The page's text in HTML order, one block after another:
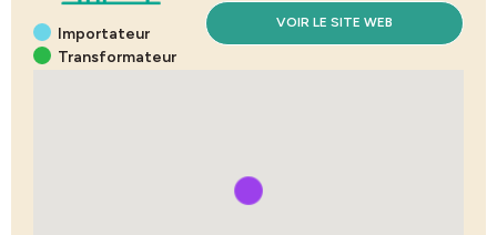
Importateur
Transformateur
VOIR LE SITE WEB